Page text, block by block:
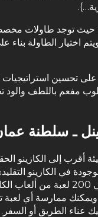
حيث توجد طاولات
اختيار الطاولة بناء
تحسين استراتيجيات
مفعم باللطف والود
ـ سلطنة
أقرب إلى الكازينو
في الكازينو
يقدم مجموعة كبيرة ومتنوعة من الألعاب تتضمن حوالي 200 لعبة
ويمكنك ممارسة أي لعبة
عناء الطريق أو السفر.